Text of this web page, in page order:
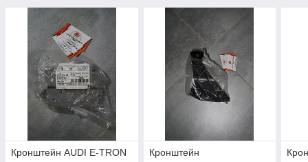
Кронштейн AUDI E-TRON Кронштейн